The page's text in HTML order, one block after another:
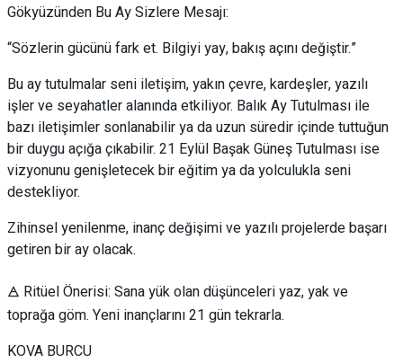
Gökyüzünden Bu Ay Sizlere Mesajı:
“Sözlerin gücünü fark et. Bilgiyi yay, bakış açını değiştir.”
Bu ay tutulmalar seni iletişim, yakın çevre, kardeşler, yazılı
işler ve seyahatler alanında etkiliyor. Balık Ay Tutulması ile
bazı iletişimler sonlanabilir ya da uzun süredir içinde tuttuğun
bir duygu açığa çıkabilir. 21 Eylül Başak Güneş Tutulması ise
vizyonunu genişletecek bir eğitim ya da yolculukla seni
destekliyor.
Zihinsel yenilenme, inanç değişimi ve yazılı projelerde başarı
getiren bir ay olacak.
🜁 Ritüel Önerisi: Sana yük olan düşünceleri yaz, yak ve
toprağa göm. Yeni inançlarını 21 gün tekrarla.
KOVA BURCU